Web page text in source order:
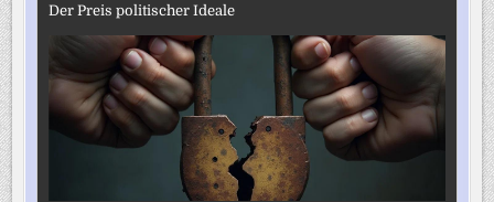
Der Preis politischer Ideale